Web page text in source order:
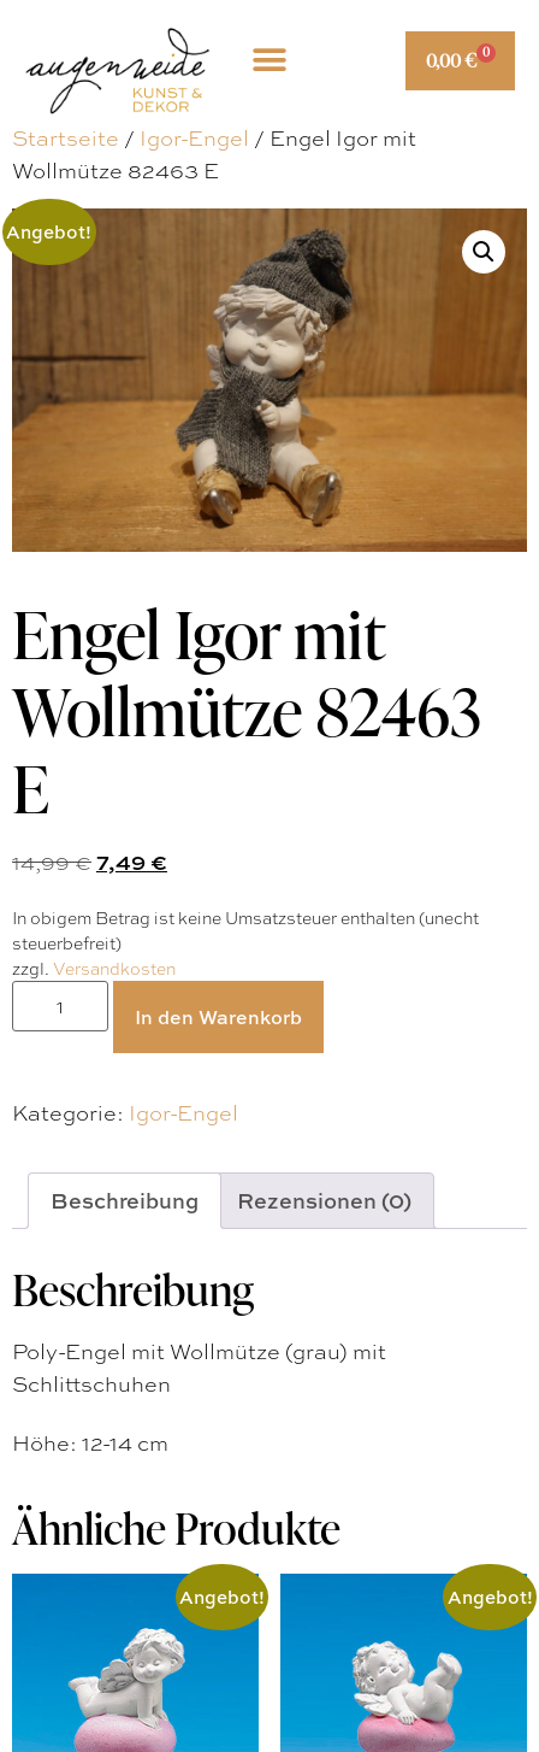
0,00€ 0
Startseite / Igor-Engel / Engel Igor mit
Wollmütze 82463 E
Angebot!
Engel Igor mit
Wollmütze 82463
E
14,99€7,49€
In obigem Betrag ist keine Umsatzsteuer enthalten (unecht
steuerbefreit)
zzgl. Versandkosten
In den Warenkorb
Kategorie: Igor-Engel
Beschreibung Rezensionen (0)
Beschreibung
Poly-Engel mit Wollmütze (grau) mit
Schlittschuhen
Höhe: 12-14 cm
Ähnliche Produkte
Angebot! Angebot!